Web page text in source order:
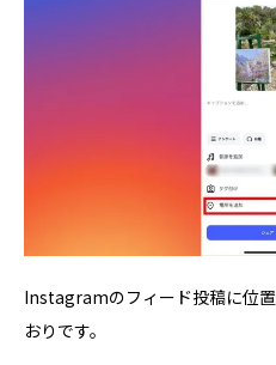
Instagramのフィード投稿に位
おりです。